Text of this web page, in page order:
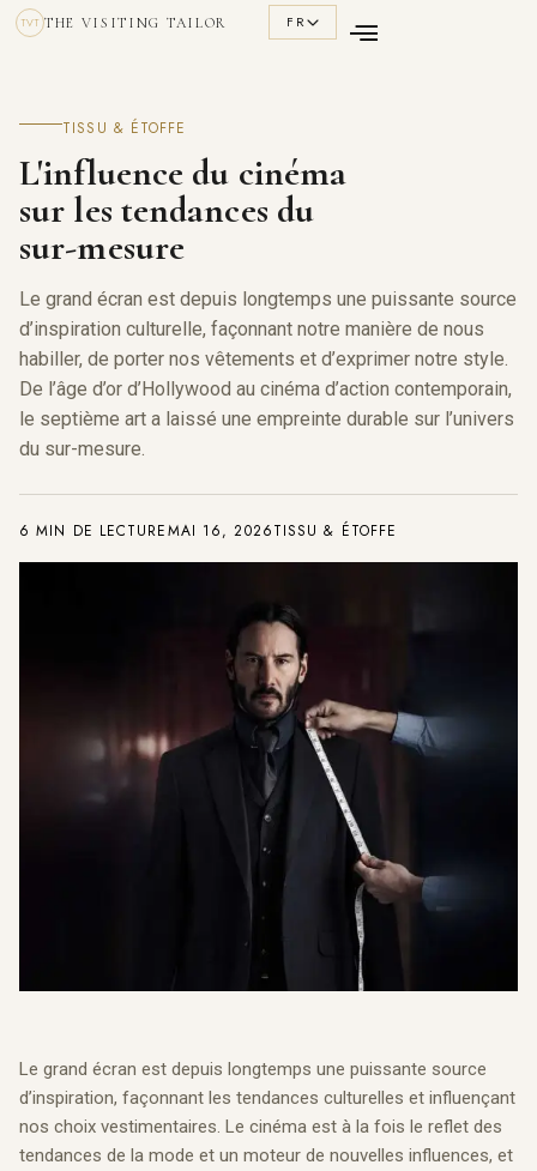
TVT THE VISITING TAILOR FR
TISSU & ÉTOFFE
L'influence du cinéma
sur les tendances du
sur-mesure
Le grand écran est depuis longtemps une puissante source
d’inspiration culturelle, façonnant notre manière de nous
habiller, de porter nos vêtements et d’exprimer notre style.
De l’âge d’or d’Hollywood au cinéma d’action contemporain,
le septième art a laissé une empreinte durable sur l’univers
du sur-mesure.
6 MIN DE LECTUREMAI 16, 2026TISSU & ÉTOFFE
Le grand écran est depuis longtemps une puissante source
d’inspiration, façonnant les tendances culturelles et influençant
nos choix vestimentaires. Le cinéma est à la fois le reflet des
tendances de la mode et un moteur de nouvelles influences, et